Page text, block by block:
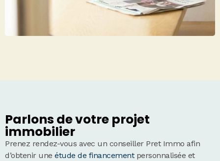
Parlons de votre projet
immobilier
Prenez rendez-vous avec un conseiller Pret Immo afin
d’obtenir une étude de financementpersonnalisée et